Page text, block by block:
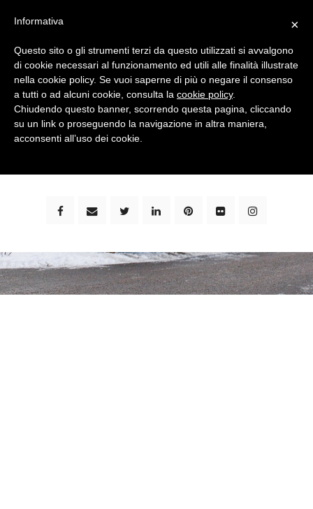
bimbi e viaggi - family travel blog: community #1 in
×
Informativa
Questo sito o gli strumenti terzi da questo utilizzati si avvalgono
di cookie necessari al funzionamento ed utili alle finalità illustrate
nella cookie policy. Se vuoi saperne di più o negare il consenso
a tutti o ad alcuni cookie, consulta la cookie policy.
Chiudendo questo banner, scorrendo questa pagina, cliccando
su un link o proseguendo la navigazione in altra maniera,
acconsenti all’uso dei cookie.